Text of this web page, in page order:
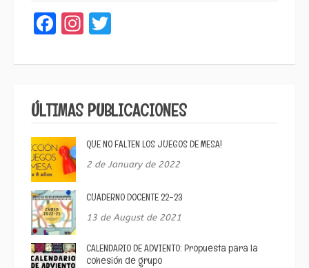
Facebook
Instagram
ÚLTIMAS PUBLICACIONES
QUE NO FALTEN LOS JUEGOS DE MESA!
2 de January de 2022
CUADERNO DOCENTE 22-23
13 de August de 2021
CALENDARIO DE ADVIENTO: Propuesta para la
cohesión de grupo